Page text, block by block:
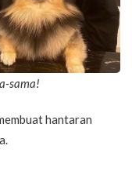
sama!
hantaran